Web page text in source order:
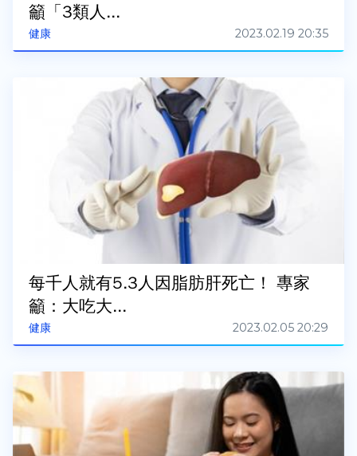
健康
籲「3類人...
2023.02.19 20:35
健康
每千人就有5.3人因脂肪肝死亡！ 專家
籲：大吃大...
2023.02.05 20:29